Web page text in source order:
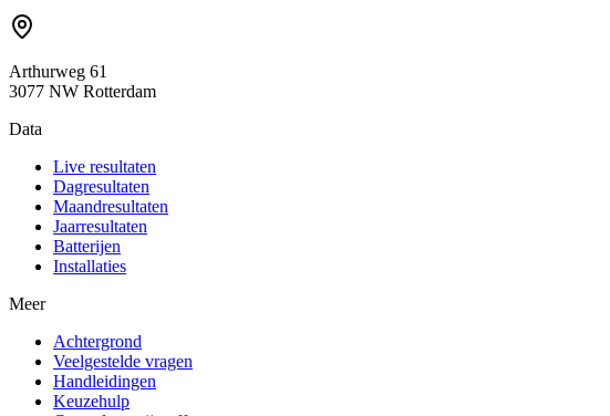
Arthurweg 61
3077 NW Rotterdam
Data
Live resultaten
Dagresultaten
Maandresultaten
Jaarresultaten
Batterijen
Installaties
Meer
Achtergrond
Veelgestelde vragen
Handleidingen
Keuzehulp